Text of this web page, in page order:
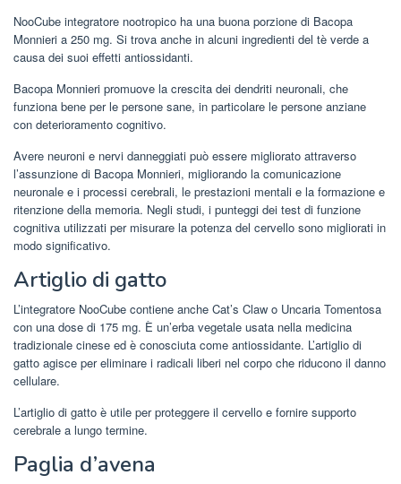
NooCube integratore nootropico ha una buona porzione di Bacopa
Monnieri a 250 mg. Si trova anche in alcuni ingredienti del tè verde a
causa dei suoi effetti antiossidanti.
Bacopa Monnieri promuove la crescita dei dendriti neuronali, che
funziona bene per le persone sane, in particolare le persone anziane
con deterioramento cognitivo.
Avere neuroni e nervi danneggiati può essere migliorato attraverso
l’assunzione di Bacopa Monnieri, migliorando la comunicazione
neuronale e i processi cerebrali, le prestazioni mentali e la formazione e
ritenzione della memoria. Negli studi, i punteggi dei test di funzione
cognitiva utilizzati per misurare la potenza del cervello sono migliorati in
modo significativo.
Artiglio di gatto
L’integratore NooCube contiene anche Cat’s Claw o Uncaria Tomentosa
con una dose di 175 mg. È un’erba vegetale usata nella medicina
tradizionale cinese ed è conosciuta come antiossidante. L’artiglio di
gatto agisce per eliminare i radicali liberi nel corpo che riducono il danno
cellulare.
L’artiglio di gatto è utile per proteggere il cervello e fornire supporto
cerebrale a lungo termine.
Paglia d’avena